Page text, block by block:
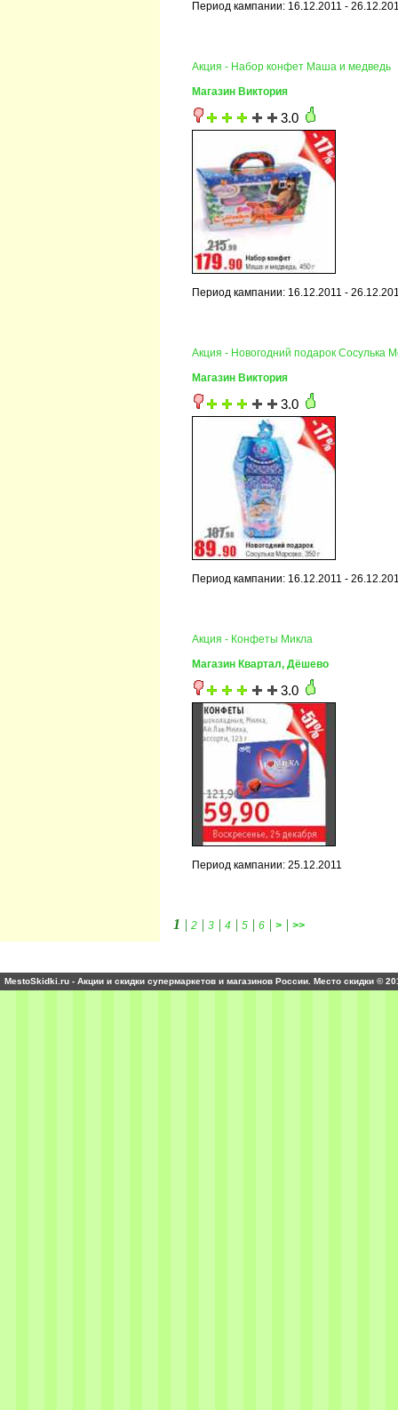
Период кампании: 16.12.2011 -
Акция - Набор конфет Маша и медведь
Магазин Виктория
3.0
Период кампании: 16.12.2011 -
Акция - Новогодний подарок Сосулька
Магазин Виктория
3.0
Период кампании: 16.12.2011 -
Акция - Конфеты Микла
Магазин Квартал, Дёшево
3.0
Период кампании: 25.12.2011
1 | 2 | 3 | 4 | 5 | 6 | > | >>
MestoSkidki.ru - Акции и скидки супермаркетов и магазинов России. Место скидки ©